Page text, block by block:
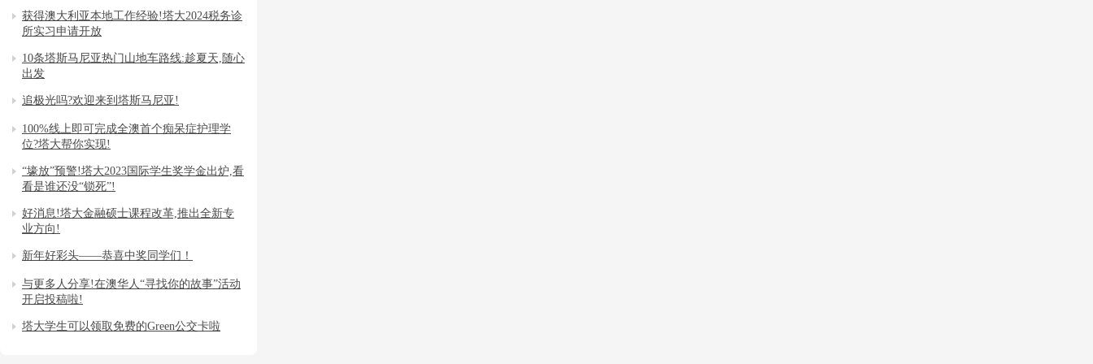
获得澳大利亚本地工作经验!塔大2024税务诊
所实习申请开放
10条塔斯马尼亚热门山地车路线:趁夏天,随心
出发
追极光吗?欢迎来到塔斯马尼亚!
100%线上即可完成全澳首个痴呆症护理学
位?塔大帮你实现!
“壕放”预警!塔大2023国际学生奖学金出炉,看
看是谁还没“锁死”!
好消息!塔大金融硕士课程改革,推出全新专
业方向!
新年好彩头——恭喜中奖同学们！
与更多人分享!在澳华人“寻找你的故事”活动
开启投稿啦!
塔大学生可以领取免费的Green公交卡啦